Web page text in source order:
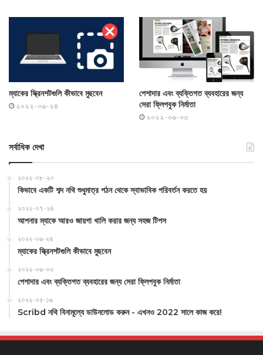
ম্যাকের স্ক্রিনশটগুলি কীভাবে মুছবেন
২০২২-০৬-২৪
পেশাদার এবং ব্যক্তিগত ব্যবহারের জন্য
সেরা ফ্লিপবুক নির্মাতা
২০২২-০৬-০৩
সর্বাধিক দেখা
২০২২-০৮-২০
কিভাবে একটি শব্দ নথি শুধুমাত্র পঠন থেকে স্বাভাবিক পরিবর্তন করতে হয়
২০২২-০৭-২৪
আপনার ম্যাকে আরও জায়গা খালি করার জন্য সহজ টিপস
২০২২-০৬-২৪
ম্যাকের স্ক্রিনশটগুলি কীভাবে মুছবেন
২০২২-০৬-০৩
পেশাদার এবং ব্যক্তিগত ব্যবহারের জন্য সেরা ফ্লিপবুক নির্মাতা
২০২২-০৫-১৬
Scribd নথি বিনামূল্যে ডাউনলোড করুন - এখনও 2022 সালে কাজ করে!